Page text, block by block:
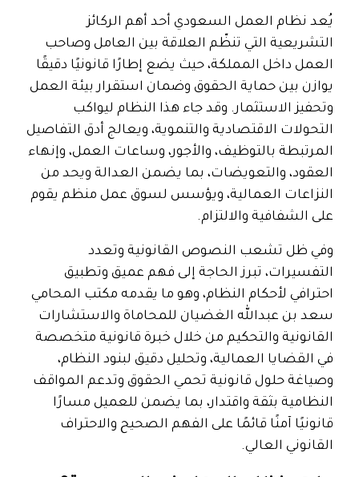
يُعد نظام العمل السعودي أحد أهم الركائز
التشريعية التي تنظّم العلاقة بين العامل وصاحب
العمل داخل المملكة، حيث يضع إطارًا قانونيًا دقيقًا
يوازن بين حماية الحقوق وضمان استقرار بيئة العمل
وتحفيز الاستثمار. وقد جاء هذا النظام ليواكب
التحولات الاقتصادية والتنموية، ويعالج أدق التفاصيل
المرتبطة بالتوظيف، والأجور، وساعات العمل، وإنهاء
العقود، والتعويضات، بما يضمن العدالة ويحد من
النزاعات العمالية، ويؤسس لسوق عمل منظم يقوم
على الشفافية والالتزام.
وفي ظل تشعب النصوص القانونية وتعدد
التفسيرات، تبرز الحاجة إلى فهم عميق وتطبيق
احترافي لأحكام النظام، وهو ما يقدمه مكتب المحامي
سعد بن عبدالله الغضيان للمحاماة والاستشارات
القانونية والتحكيم من خلال خبرة قانونية متخصصة
في القضايا العمالية، وتحليل دقيق لبنود النظام،
وصياغة حلول قانونية تحمي الحقوق وتدعم المواقف
النظامية بثقة واقتدار، بما يضمن للعميل مسارًا
قانونيًا آمنًا قائمًا على الفهم الصحيح والاحتراف
القانوني العالي.